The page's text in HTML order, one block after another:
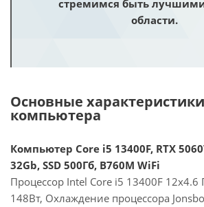
стремимся быть
области.
Основные характеристики
компьютера
Компьютер Core i5 13400F, RTX
32Gb, SSD 500Гб, B760M WiFi
Процессор Intel Core i5 13400F 12x4.6
148Вт, Охлаждение процессора